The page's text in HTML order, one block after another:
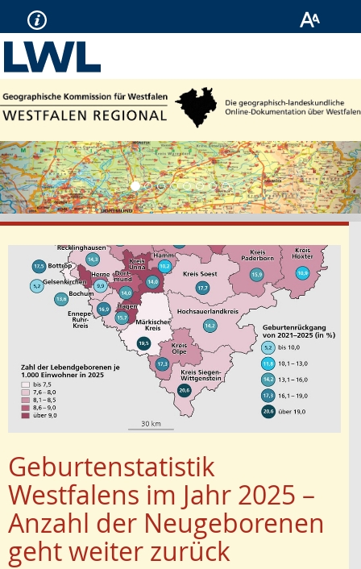
Vorherige
Geburtenstatistik
Westfalens im Jahr 2025 –
Anzahl der Neugeborenen
geht weiter zurück